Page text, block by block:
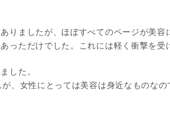
りましたが、ほぼすべてのページが美容
っただけでした。これには軽く衝撃を受
した。
、女性にとっては美容は身近なものな